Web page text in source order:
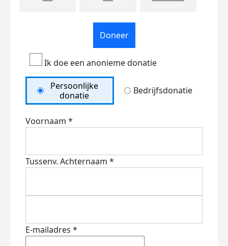
Doneer
Ik doe een anonieme donatie
Persoonlijke
donatie
Bedrijfsdonatie
Voornaam *
Tussenv. Achternaam *
E-mailadres *